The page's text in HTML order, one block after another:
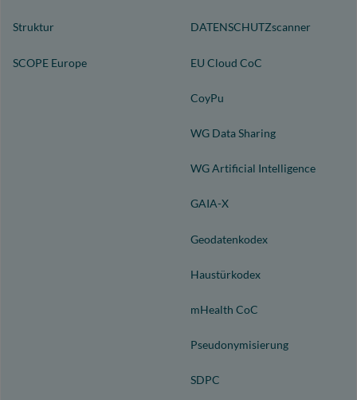
Struktur
SCOPE Europe
DATENSCHUTZscanner
EU Cloud CoC
CoyPu
WG Data Sharing
WG Artificial Intelligence
GAIA-X
Geodatenkodex
Haustürkodex
mHealth CoC
Pseudonymisierung
SDPC